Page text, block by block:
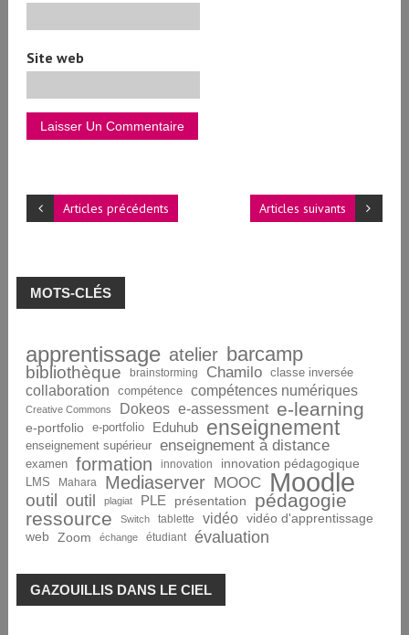
Site web
Articles suivants
Articles précédents
MOTS-CLÉS
apprentissage atelier barcamp
bibliothèque brainstorming Chamilo classe inversée
collaboration compétence compétences numériques
Creative Commons Dokeos e-assessment e-learning
e-portfolio e-portfolio Eduhub enseignement
enseignement supérieur enseignement à distance
examen formation innovation innovation pédagogique
LMS Mahara Mediaserver MOOC Moodle
outil outil plagiat PLE présentation
pédagogie
ressource
Switch tablette vidéo
vidéo d'apprentissage
web
Zoom échange étudiant évaluation
GAZOUILLIS DANS LE CIEL